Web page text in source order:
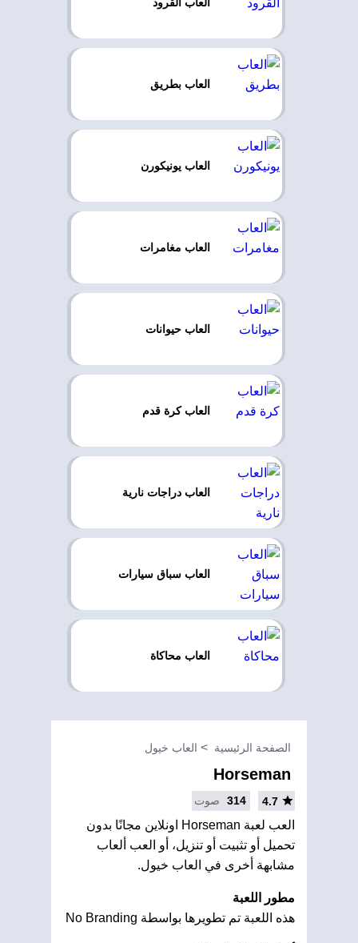
العاب بطريق
العاب يونيكورن
العاب مغامرات
العاب حيوانات
العاب كرة قدم
العاب دراجات نارية
العاب سباق سيارات
العاب محاكاة
الصفحة الرئيسية العاب خيول
Horseman
4.7
314 صوت
العب لعبة Horseman اونلاين مجانًا بدون
تحميل أو تثبيت أو تنزيل، أو العب ألعاب
مشابهة أخرى في العاب خيول.
مطور اللعبة
هذه اللعبة تم تطويرها بواسطة No Branding